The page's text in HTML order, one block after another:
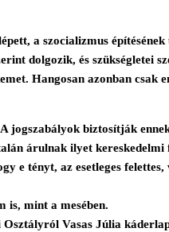
a szocializmus
dolgozik, és szükségletei
Hangosan azonban csak
jogszabályok biztosítják
árulnak ilyet
e tényt, az esetleges
is, mint a mesében.
Vasas Júlia